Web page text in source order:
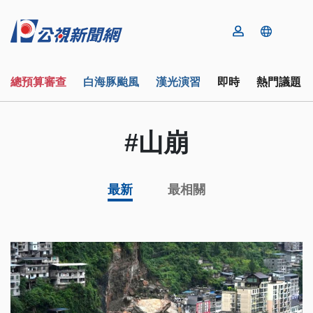
總預算審查 白海豚颱風 漢光演習 即時 熱門議題
#山崩
最新 最相關